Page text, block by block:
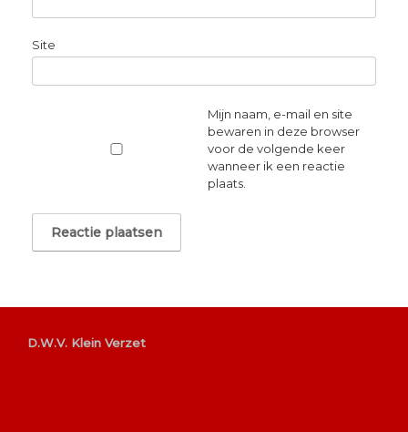
Site
Mijn naam, e-mail en site
bewaren in deze browser
voor de volgende keer
wanneer ik een reactie
plaats.
D.W.V. Klein Verzet